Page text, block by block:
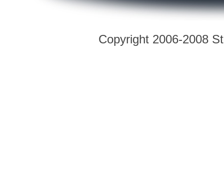
Copyright 2006-2008